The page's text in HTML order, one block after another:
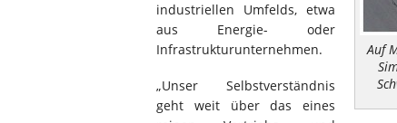
Auf
industriellen Umfelds, etwa
aus Energie- oder
Infrastrukturunternehmen.
„Unser Selbstverständnis
geht weit über das eines